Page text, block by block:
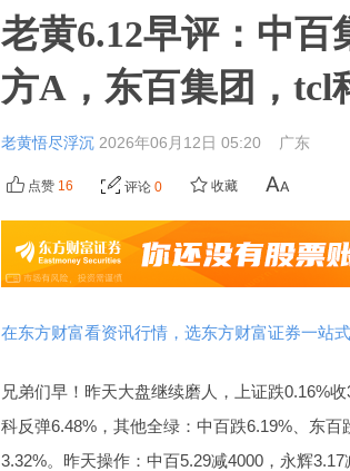
老黄6.12早评：中
方A，东百集团，tcl
老黄悟尽浮沉 2026年06月12日 05:20 广东
点赞 16 评论 0 收藏
在东方财富看资讯行情，选东方财富证券一站
兄弟们早！昨天大盘继续磨人，上证跌0.16%
科反弹6.48%，其他全绿：中百跌6.19%、东
3.32%。昨天操作：中百5.29减4000，永辉